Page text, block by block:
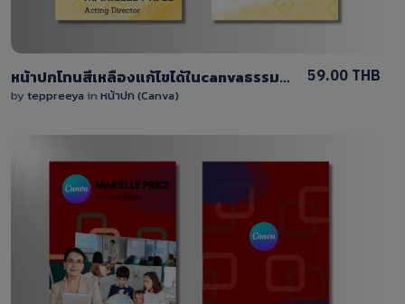
หน้าปกโทนสีเหลืองแก้ไขได้ในcanvaธรรมดาและเวอร์ชั่นพรีเมี่ยม
by teppreeya in หน้าปก (Canva)
59.00 THB
View Details